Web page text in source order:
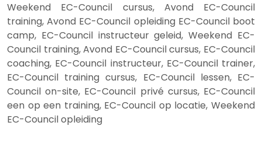
Weekend EC-Council cursus, Avond EC-Council
training, Avond EC-Council opleiding EC-Council boot
camp, EC-Council instructeur geleid, Weekend EC-
Council training, Avond EC-Council cursus, EC-Council
coaching, EC-Council instructeur, EC-Council trainer,
EC-Council training cursus, EC-Council lessen, EC-
Council on-site, EC-Council privé cursus, EC-Council
een op een training, EC-Council op locatie, Weekend
EC-Council opleiding